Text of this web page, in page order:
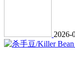
2026-